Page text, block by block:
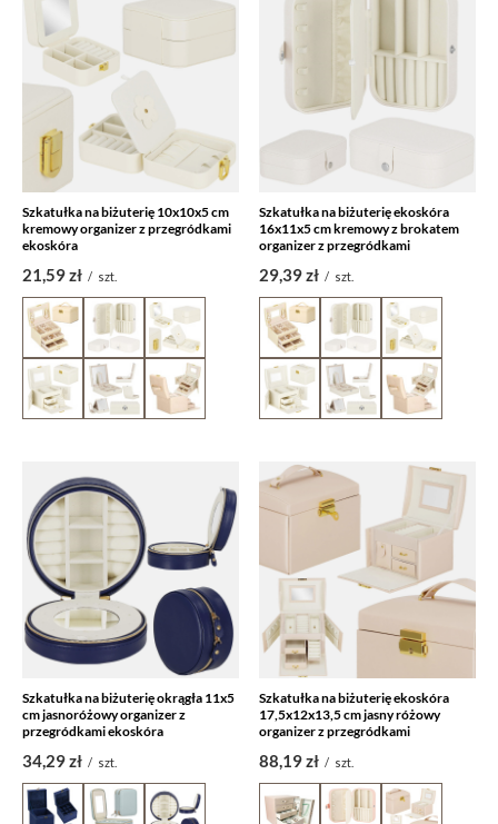
Szkatułka na biżuterię 10x10x5 cm
kremowy organizer z przegródkami
ekoskóra
21,59 zł / szt.
Szkatułka na biżuterię ekoskóra
16x11x5 cm kremowy z brokatem
organizer z przegródkami
29,39 zł / szt.
Szkatułka na biżuterię okrągła 11x5
cm jasnoróżowy organizer z
przegródkami ekoskóra
34,29 zł / szt.
Szkatułka na biżuterię ekoskóra
17,5x12x13,5 cm jasny różowy
organizer z przegródkami
88,19 zł / szt.